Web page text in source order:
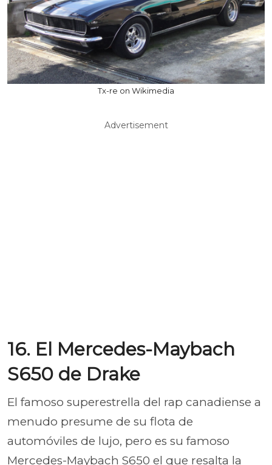
Tx-re on Wikimedia
Advertisement
16. El Mercedes-Maybach
S650 de Drake
El famoso superestrella del rap canadiense a
menudo presume de su flota de
automóviles de lujo, pero es su famoso
Mercedes-Maybach S650 el que resalta la